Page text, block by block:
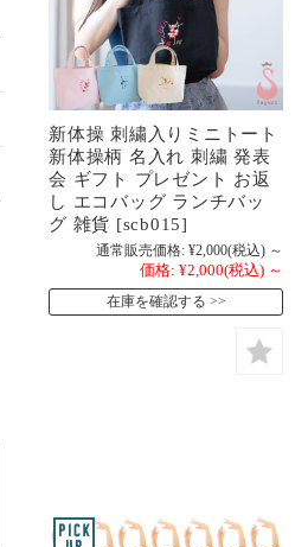
新体操 刺繍入りミニトート
新体操柄 名入れ 刺繍 発表
会 ギフト プレゼント お返
し エコバッグ ランチバッ
グ 雑貨 [scb015]
通常販売価格: ¥2,000(税込) ～
価格: ¥2,000(税込) ～
在庫を確認する